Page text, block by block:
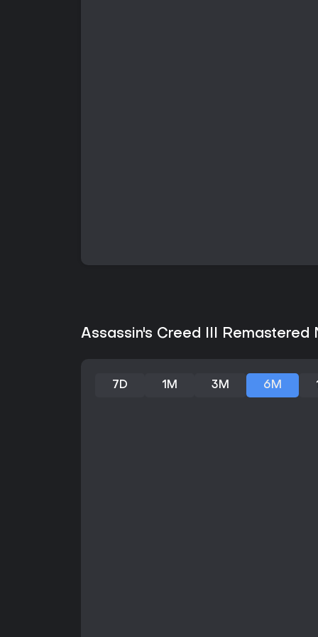
Assassin's Creed III
7D 1M 3M 6M